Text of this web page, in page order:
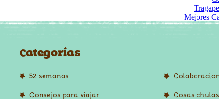
Mejores
Categorías
52 semanas
Consejos para viajar Cosas